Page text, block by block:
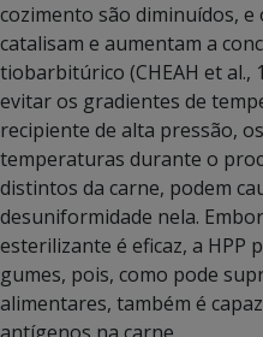
cozimento são diminuídos,
catalisam e aumentam a
tiobarbitúrico (CHEAH et al.,
evitar os gradientes de
recipiente de alta pressão,
temperaturas durante o
distintos da carne, podem
desuniformidade nela.
esterilizante é eficaz, a HPP
gumes, pois, como pode
alimentares, também é